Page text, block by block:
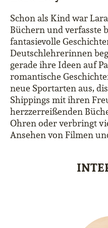
Schon als Kind war
Büchern und verfasste
fantasievolle
Deutschlehrerinnen
gerade ihre Ideen auf
romantische
neue Sportarten aus,
Shippings mit ihren
herzzerreißenden
Ohren oder verbringt
Ansehen von Filmen